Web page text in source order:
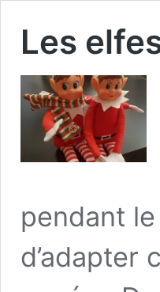
Les
pendant
d’adapter